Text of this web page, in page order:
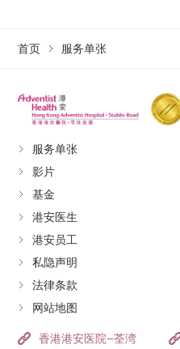
首页 服务单张
服务单张
影片
基金
港安医生
港安员工
私隐声明
法律条款
网站地图
香港港安医院–荃湾